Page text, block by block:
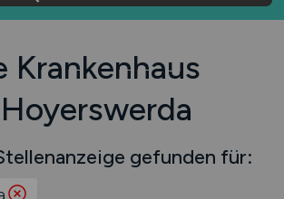
Krankenhaus
gefunden für: